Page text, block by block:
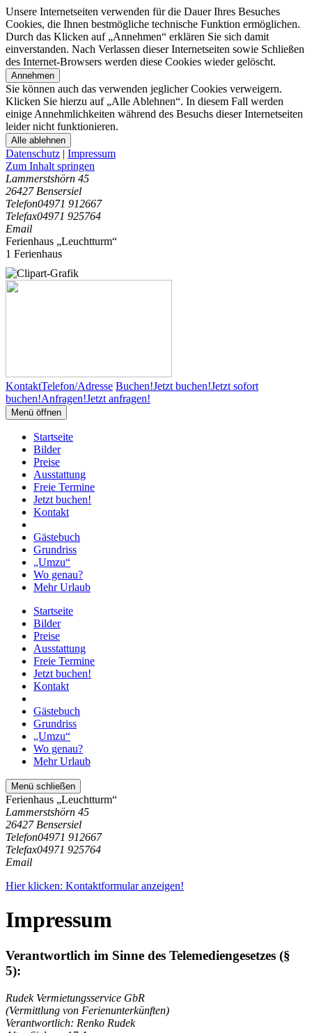
Unsere Internetseiten verwenden für die Dauer Ihres Besuches
Cookies, die Ihnen bestmögliche technische Funktion ermöglichen.
Durch das Klicken auf „Annehmen“ erklären Sie sich damit
einverstanden. Nach Verlassen dieser Internetseiten sowie Schließen
des Internet-Browsers werden diese Cookies wieder gelöscht.
Annehmen
Sie können auch das verwenden jeglicher Cookies verweigern.
Klicken Sie hierzu auf „Alle Ablehnen“. In diesem Fall werden
einige Annehmlichkeiten während des Besuchs dieser Internetseiten
leider nicht funktionieren.
Alle ablehnen
Datenschutz | Impressum
Zum Inhalt springen
Lammerstshörn 45
26427 Bensersiel
Telefon04971 912667
Telefax04971 925764
Email
Ferienhaus „Leuchtturm“
1 Ferienhaus
KontaktTelefon/Adresse Buchen!Jetzt buchen!Jetzt sofort
buchen!Anfragen!Jetzt anfragen!
Menü öffnen
Startseite
Bilder
Preise
Ausstattung
Freie Termine
Jetzt buchen!
Kontakt
Gästebuch
Grundriss
„Umzu“
Wo genau?
Mehr Urlaub
Startseite
Bilder
Preise
Ausstattung
Freie Termine
Jetzt buchen!
Kontakt
Gästebuch
Grundriss
„Umzu“
Wo genau?
Mehr Urlaub
Menü schließen
Ferienhaus „Leuchtturm“
Lammerstshörn 45
26427 Bensersiel
Telefon04971 912667
Telefax04971 925764
Email
Hier klicken: Kontaktformular anzeigen!
Impressum
Verantwortlich im Sinne des Telemediengesetzes (§
5):
Rudek Vermietungsservice GbR
(Vermittlung von Ferienunterkünften)
Verantwortlich: Renko Rudek